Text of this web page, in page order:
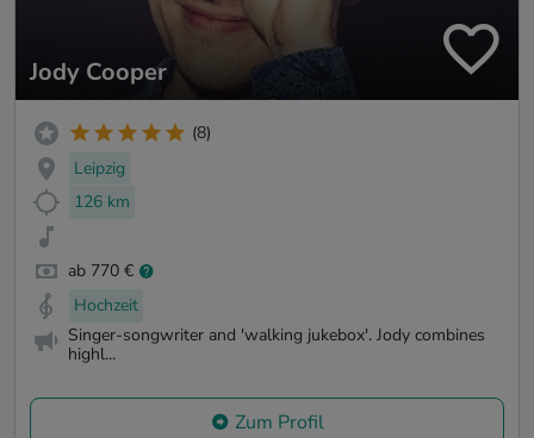
Jody Cooper
(8)
Leipzig
126 km
ab 770 €
Hochzeit
Singer-songwriter and 'walking jukebox'. Jody combines
highl...
Zum Profil